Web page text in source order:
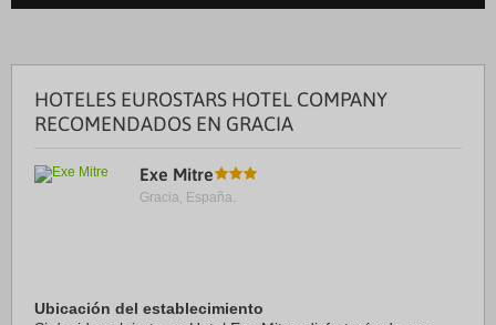
HOTELES EUROSTARS HOTEL COMPANY
RECOMENDADOS EN GRACIA
Exe Mitre
Gracia, España.
Ubicación del establecimiento